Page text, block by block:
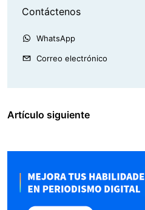
Contáctenos
WhatsApp
Correo electrónico
Artículo siguiente